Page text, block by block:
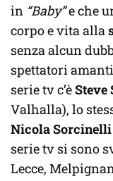
in “Baby”e che
corpo e vita alla
senza alcun
spettatori
serie tv c’èSteve
Valhalla), lo
Nicola Sorcinelli
serie tv si sono
Lecce,